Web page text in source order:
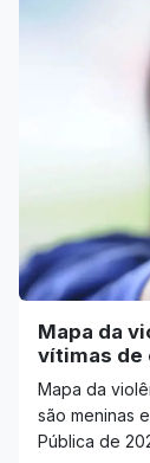
Mapa da
vítimas de
Mapa da
são meninas
Pública de